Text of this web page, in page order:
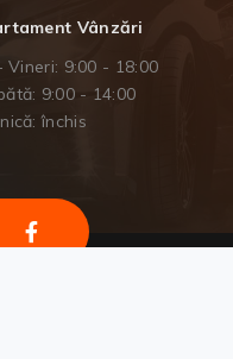
Vânzări
Vineri: 9:00 - 18:00
9:00 - 14:00
închis